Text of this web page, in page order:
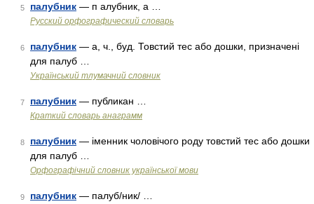
5 палубник — п алубник, а …
Русский орфографический словарь
6 палубник — а, ч., буд. Товстий тес або дошки, призначені
для палуб …
Український тлумачний словник
7 палубник — публикан …
Краткий словарь анаграмм
8 палубник — іменник чоловічого роду товстий тес або дошки
для палуб …
Орфографічний словник української мови
9 палубник — палуб/ник/ …